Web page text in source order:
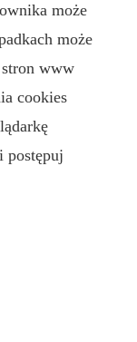
może
może
www
cookies
postępuj